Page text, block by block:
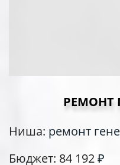
РЕМОНТ
Ниша: ремонт
Бюджет: 84 192₽